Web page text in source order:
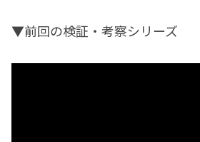
▼前回の検証・考察シリーズ